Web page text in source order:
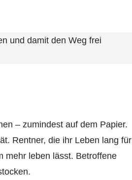
und damit den Weg frei
– zumindest auf dem Papier.
Rentner, die ihr Leben lang für
mehr leben lässt. Betroffene